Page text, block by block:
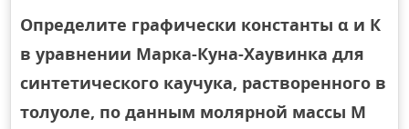
Определите графически константы α и К
в уравнении Марка-Куна-Хаувинка для
синтетического каучука, растворенного в
толуоле, по данным молярной массы М